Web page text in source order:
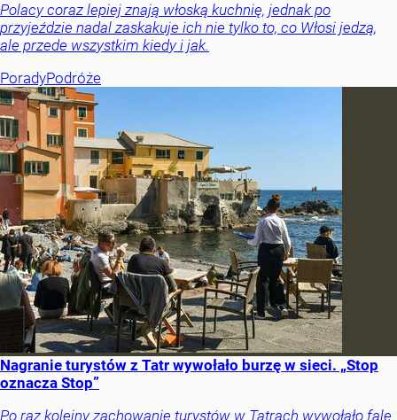
Polacy coraz lepiej znają włoską kuchnię, jednak po
przyjeździe nadal zaskakuje ich nie tylko to, co Włosi jedzą,
ale przede wszystkim kiedy i jak.
PoradyPodróże
Nagranie turystów z Tatr wywołało burzę w sieci. „Stop
oznacza Stop”
Po raz kolejny zachowanie turystów w Tatrach wywołało falę